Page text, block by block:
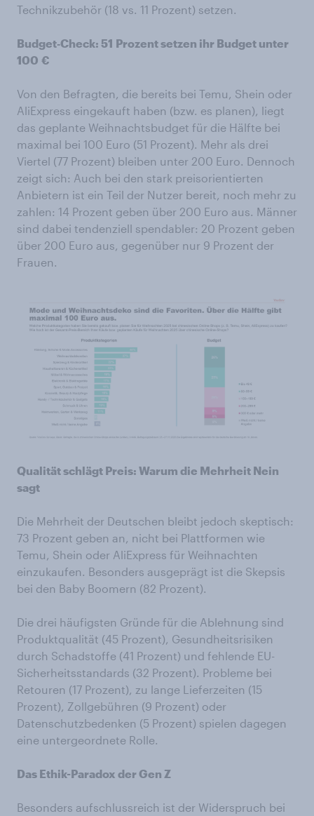
Technikzubehör (18 vs. 11 Prozent) setzen.
Budget‑Check: 51 Prozent setzen ihr Budget unter
100 €
Von den Befragten, die bereits bei Temu, Shein oder
AliExpress eingekauft haben (bzw. es planen), liegt
das geplante Weihnachtsbudget für die Hälfte bei
maximal bei 100 Euro (51 Prozent). Mehr als drei
Viertel (77 Prozent) bleiben unter 200 Euro. Dennoch
zeigt sich: Auch bei den stark preisorientierten
Anbietern ist ein Teil der Nutzer bereit, noch mehr zu
zahlen: 14 Prozent geben über 200 Euro aus. Männer
sind dabei tendenziell spendabler: 20 Prozent geben
über 200 Euro aus, gegenüber nur 9 Prozent der
Frauen.
Qualität schlägt Preis: Warum die Mehrheit Nein
sagt
Die Mehrheit der Deutschen bleibt jedoch skeptisch:
73 Prozent geben an, nicht bei Plattformen wie
Temu, Shein oder AliExpress für Weihnachten
einzukaufen. Besonders ausgeprägt ist die Skepsis
bei den Baby Boomern (82 Prozent).
Die drei häufigsten Gründe für die Ablehnung sind
Produktqualität (45 Prozent), Gesundheitsrisiken
durch Schadstoffe (41 Prozent) und fehlende EU-
Sicherheitsstandards (32 Prozent). Probleme bei
Retouren (17 Prozent), zu lange Lieferzeiten (15
Prozent), Zollgebühren (9 Prozent) oder
Datenschutzbedenken (5 Prozent) spielen dagegen
eine untergeordnete Rolle.
Das Ethik-Paradox der Gen Z
Besonders aufschlussreich ist der Widerspruch bei